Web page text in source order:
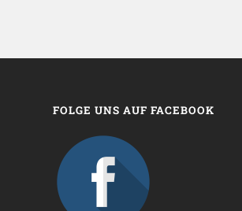
FOLGE UNS AUF FACEBOOK